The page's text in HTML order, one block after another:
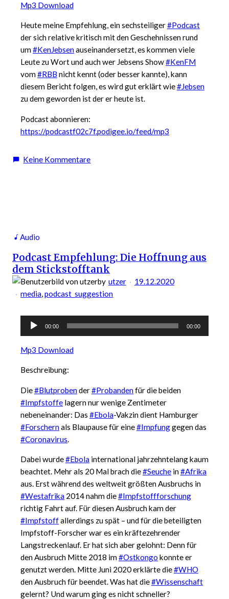
Mp3 Download
Heute meine Empfehlung, ein sechsteiliger#Podcast
der sich relative kritisch mit den Geschehnissen rund
um#KenJebsenauseinandersetzt, es kommen viele
Leute zu Wort und auch wer Jebsens Show#KenFM
vom#RBB nicht kennt (oder besser kannte), kann
diesem Bericht folgen, es wird gut erklärt wie#Jebsen
zu dem geworden ist der er heute ist.
Podcast abonnieren:
https://podcastf02c7f.podigee.io/feed/mp3
Keine Kommentarezu
Ken
Jebsen?
Audio
Podcast Empfehlung: Die Hoffnung aus
dem Stickstofftank
by utzer
19.12.2020
media, podcast_suggestion
Audio-
00:00 00:00
Mp3 Download
Beschreibung:
Die#Blutprobender#Probandenfür die beiden
#Impfstoffe lagern nur wenige Zentimeter
nebeneinander: Das #Ebola-Vakzin dient Hamburger
#Forschernals Blaupause für eine#Impfunggegen das
#Coronavirus
Dabei wurde#Ebola international jahrzehntelang kaum
beachtet. Mehr als 20 Mal brach die#Seuche in#Afrika
aus. Erst während des weltweit größten Ausbruchs in
#Westafrika 2014 nahm die#Impfstoffforschung
richtig Fahrt auf. Für diesen Ausbruch kam der
#Impfstoffallerdings zu spät – und für die beteiligten
Impfstoff-Forscher war es ein kräftezehrender
Langstreckenlauf. Er hat sich aber gelohnt: Denn für
den Ausbruch Mitte 2018 im#Ostkongo konnte er
genutzt werden. Mitte Juni 2020 erklärte die#WHO
den Ausbruch für beendet. Was hat die#Wissenschaft
gelernt? Und warum ging es nicht schneller?